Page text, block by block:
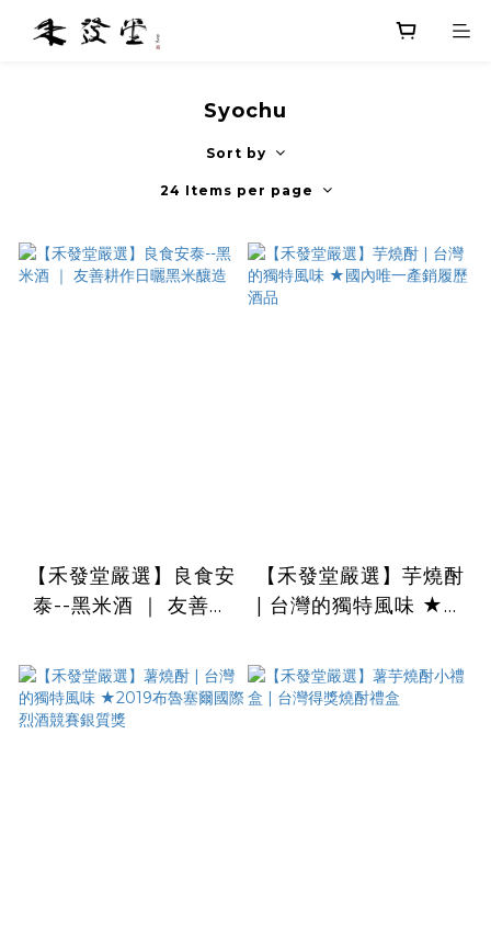
Syochu
Sort by
24 Items per page
【禾發堂嚴選】良食安
泰--黑米酒 ｜ 友善耕
【禾發堂嚴選】芋燒酎
| 台灣的獨特風味 ★國